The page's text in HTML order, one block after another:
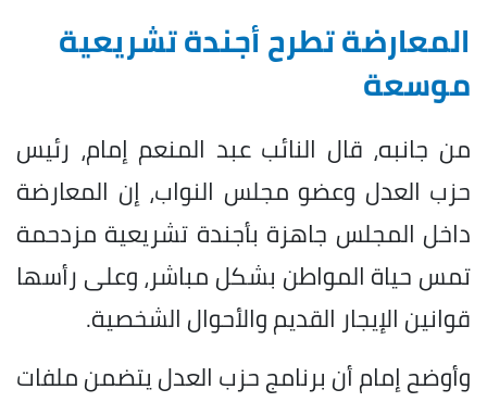
المعارضة تطرح أجندة تشريعية
موسعة
من جانبه، قال النائب عبد المنعم إمام، رئيس
حزب العدل وعضو مجلس النواب، إن المعارضة
داخل المجلس جاهزة بأجندة تشريعية مزدحمة
تمس حياة المواطن بشكل مباشر، وعلى رأسها
قوانين الإيجار القديم والأحوال الشخصية.
وأوضح إمام أن برنامج حزب العدل يتضمن ملفات